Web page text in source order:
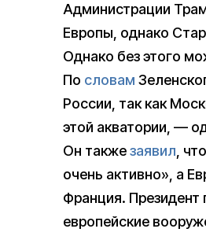
Администрации
Европы, однако
Однако без этого
По словам
России, так как
этой акватории, —
Он такжезаявил,
очень активно», а
Франция.
европейские